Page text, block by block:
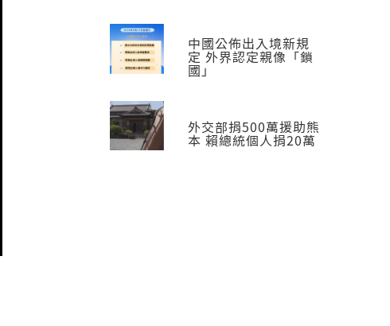
中國公佈出入境新規
定 外界認定親像「鎖
國」
外交部捐500萬援助熊
本 賴總統個人捐20萬